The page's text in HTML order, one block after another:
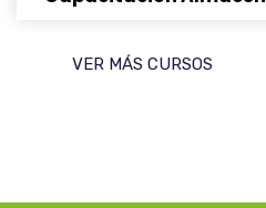
VER MÁS CURSOS